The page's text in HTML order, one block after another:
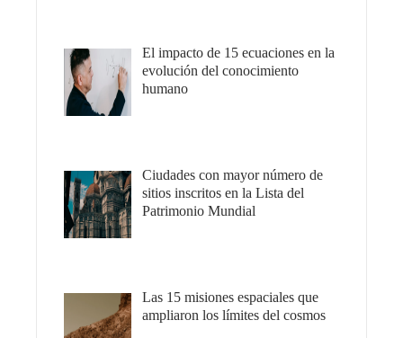
El impacto de 15 ecuaciones en la
evolución del conocimiento
humano
Ciudades con mayor número de
sitios inscritos en la Lista del
Patrimonio Mundial
Las 15 misiones espaciales que
ampliaron los límites del cosmos